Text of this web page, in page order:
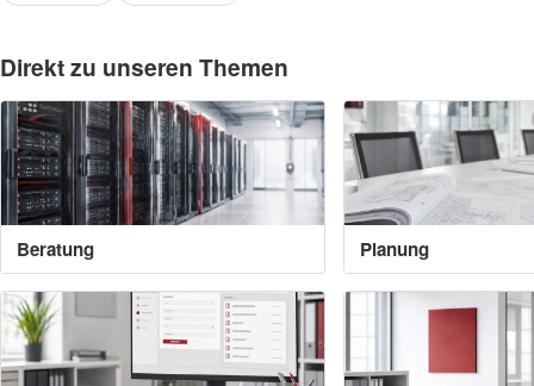
Direkt zu unseren Themen
Beratung Planung